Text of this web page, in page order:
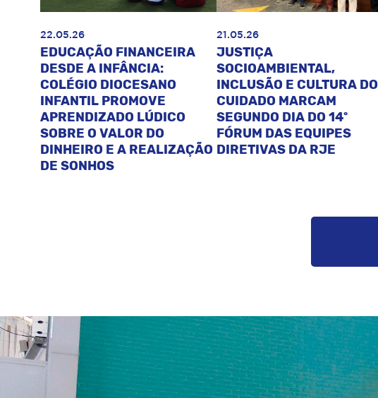
22.05.26
EDUCAÇÃO FINANCEIRA
DESDE A INFÂNCIA:
COLÉGIO DIOCESANO
INFANTIL PROMOVE
APRENDIZADO LÚDICO
SOBRE O VALOR DO
DINHEIRO E A REALIZAÇÃO
DE SONHOS
21.05.26
JUSTIÇA
SOCIOAMBIENTAL,
INCLUSÃO E CULTURA DO
CUIDADO MARCAM
SEGUNDO DIA DO 14º
FÓRUM DAS EQUIPES
DIRETIVAS DA RJE